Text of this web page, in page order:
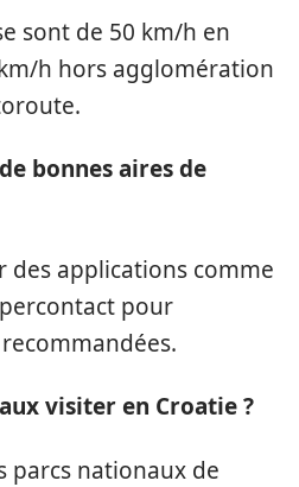
sont de 50 km/h en
h hors agglomération
bonnes aires de
des applications comme
pour
visiter en Croatie ?
parcs nationaux de